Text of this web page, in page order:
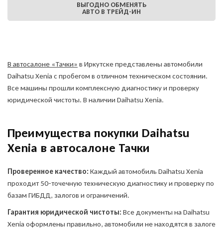
ВЫГОДНО ОБМЕНЯТЬ
АВТО В ТРЕЙД-ИН
В автосалоне «Тачки» в Иркутске представлены автомобили
Daihatsu Xenia с пробегом в отличном техническом состоянии.
Все машины прошли комплексную диагностику и проверку
юридической чистоты. В наличии Daihatsu Xenia.
Преимущества покупки Daihatsu
Xenia в автосалоне Тачки
Проверенное качество: Каждый автомобиль Daihatsu Xenia
проходит 50-точечную техническую диагностику и проверку по
базам ГИБДД, залогов и ограничений.
Гарантия юридической чистоты: Все документы на Daihatsu
Xenia оформлены правильно, автомобили не находятся в залоге